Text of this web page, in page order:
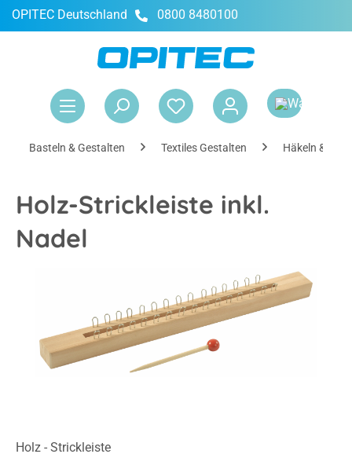
springen
OPITEC Deutschland 0800 8480100
Basteln & Gestalten Textiles Gestalten Häkeln &
Holz-Strickleiste inkl.
Nadel
Holz - Strickleiste